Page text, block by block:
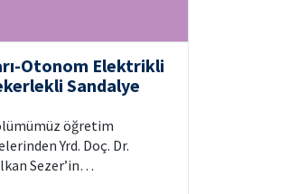
Otonom Elektrikli
Sandalye
öğretim
Yrd. Doç. Dr.
Sezer’in